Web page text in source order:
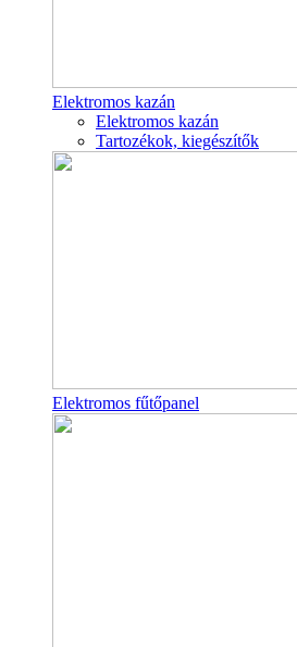
Elektromos kazán
Elektromos kazán
Tartozékok, kiegészítők
Elektromos fűtőpanel